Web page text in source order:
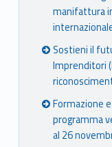
manifattura
Sostieni il
Imprenditori
Formazione
programma
al 26